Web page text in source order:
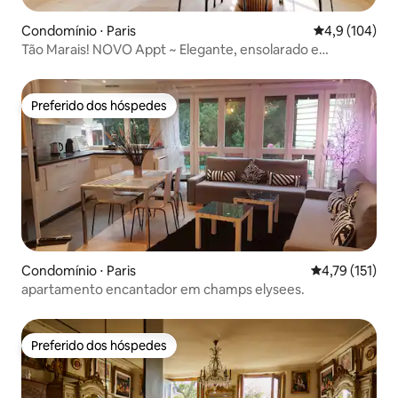
Condomínio ⋅ Paris 4,9 de uma
4,9 (104)
Tão Marais! NOVO Appt ~ Elegante, ensolarado e
Preferido dos hóspedes
Preferido dos hóspedes
Condomínio ⋅ Paris 4,79 de uma
4,79 (151)
apartamento encantador em champs elysees.
Preferido dos hóspedes
Preferido dos hóspedes